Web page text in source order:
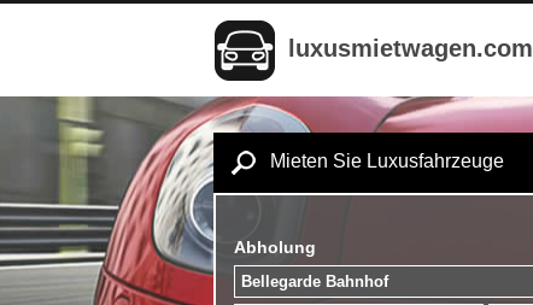
luxusmietwagen.com
Mieten Sie Luxusfahrzeuge
Abholung